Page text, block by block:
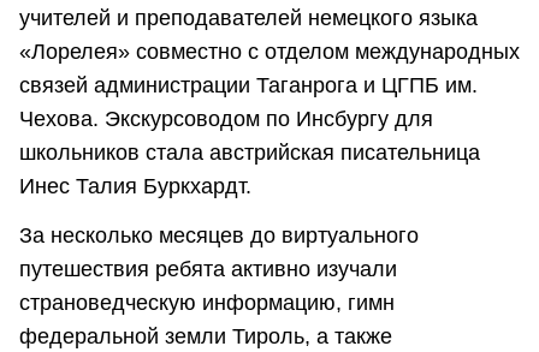
учителей и преподавателей немецкого языка
«Лорелея» совместно с отделом международных
связей администрации Таганрога и ЦГПБ им.
Чехова. Экскурсоводом по Инсбургу для
школьников стала австрийская писательница
Инес Талия Буркхардт.
За несколько месяцев до виртуального
путешествия ребята активно изучали
страноведческую информацию, гимн
федеральной земли Тироль, а также